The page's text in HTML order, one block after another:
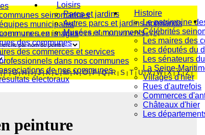
seinomarines
municipales
en images
des communes
des commerces et services
dans nos communes
de nos communes
électoraux
Loisirs
Parcs et jardins
Autres parcs et jardins normands
Musées et monuments
Histoire
Le patrimoine
Célébrités
Les maires des
Les députés du
Les sénateurs
La Seine-
Villages d'hier
Rues d'autrefois
Commerces
Châteaux d'hier
Les
G | H | I | J | K | L | M | N | O | P | Q | R | S | T | U | V | W | X | Y | Z |
| F | G | H | I | J | K | L | M | N | O | P | Q | R | S | T | U | V | W | X | Y | Z |
peinture